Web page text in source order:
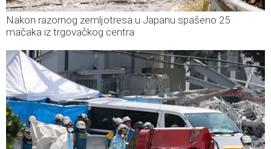
Nakon razornog zemljotresa u Japanu spašeno 25
mačaka iz trgovačkog centra